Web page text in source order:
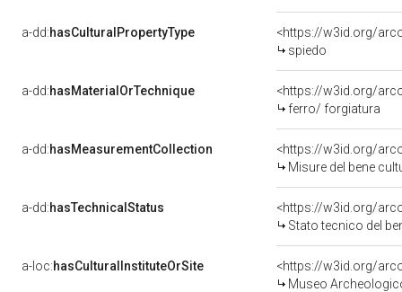
a-dd:hasCulturalPropertyType
<https://w3id.org/
spiedo
a-dd:hasMaterialOrTechnique
<https://w3id.org/
ferro/ forgiatura
a-dd:hasMeasurementCollection
<https://w3id.org/
Misure del bene
a-dd:hasTechnicalStatus
<https://w3id.org/
Stato tecnico del
a-loc:hasCulturalInstituteOrSite
<https://w3id.org/
Museo